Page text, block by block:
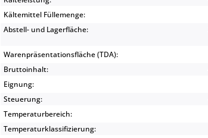
Kältemittel Füllemenge:
Abstell- und Lagerfläche:
Warenpräsentationsfläche (TDA):
Bruttoinhalt:
Eignung:
Steuerung:
Temperaturbereich:
Temperaturklassifizierung: